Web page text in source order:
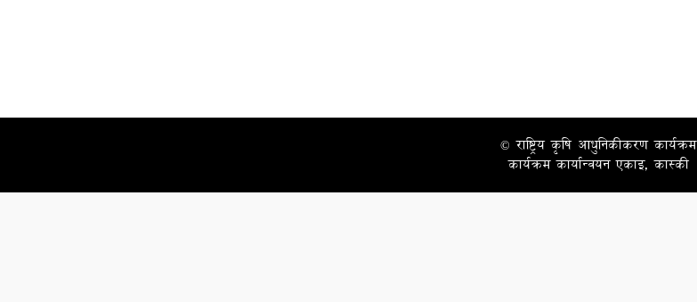
© राष्ट्रिय कृषि आधुनिकीकरण कार्यक्रम
कार्यक्रम कार्यान्वयन एकाइ, कास्की